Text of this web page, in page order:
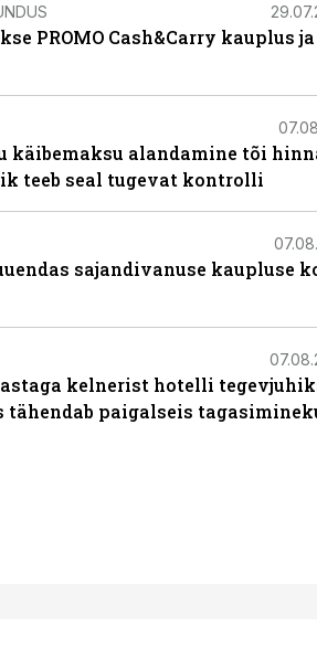
PROMO Cash&Carry kauplus
käibemaksu alandamine tõi
teeb seal tugevat kontrolli
sajandivanuse kaupluse
kelnerist hotelli
tähendab paigalseis